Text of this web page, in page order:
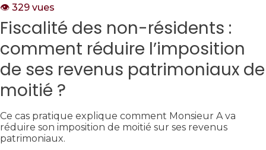
👁️ 329 vues
Fiscalité des non-résidents :
comment réduire l’imposition
de ses revenus patrimoniaux de
moitié ?
Ce cas pratique explique comment Monsieur A va
réduire son imposition de moitié sur ses revenus
patrimoniaux.